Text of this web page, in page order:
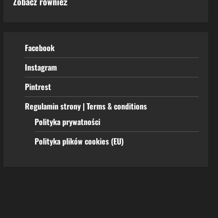
Facebook
Instagram
Pintrest
Regulamin strony | Terms & conditions
Polityka prywatności
Polityka plików cookies (EU)